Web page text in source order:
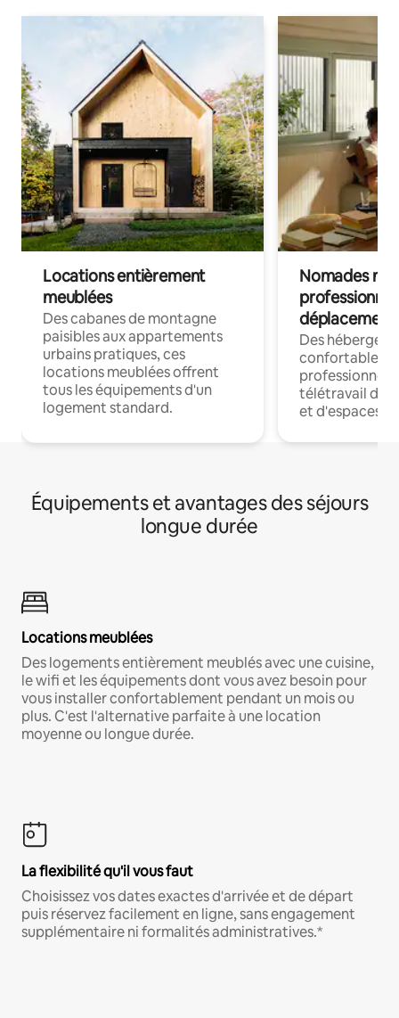
Locations entièrement
meublées
Des cabanes de montagne
paisibles aux appartements
urbains pratiques, ces
locations meublées offrent
tous les équipements d'un
logement standard.
Nomades
déplacement
Des
confortables
professionnels
télétravail
et d'espaces
Équipements et avantages des séjours
longue durée
Locations meublées
Des logements entièrement meublés avec une cuisine,
le wifi et les équipements dont vous avez besoin pour
vous installer confortablement pendant un mois ou
plus. C'est l'alternative parfaite à une location
moyenne ou longue durée.
La flexibilité qu'il vous faut
Choisissez vos dates exactes d'arrivée et de départ
puis réservez facilement en ligne, sans engagement
supplémentaire ni formalités administratives.*